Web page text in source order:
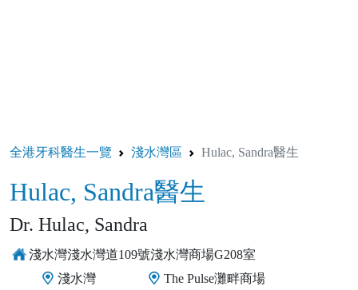
全港牙科醫生一覽 淺水灣區 Hulac, Sandra醫生
Hulac, Sandra醫生
Dr. Hulac, Sandra
淺水灣淺水灣道109號淺水灣商場G208室
淺水灣
The Pulse灘畔商場